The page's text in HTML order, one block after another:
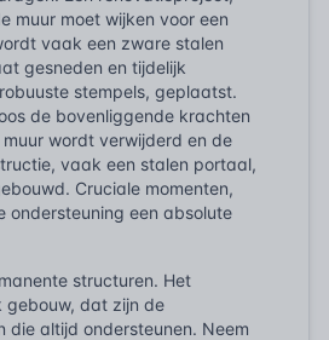
muur moet wijken voor een
vaak een zware stalen
gesneden en tijdelijk
stempels, geplaatst.
de bovenliggende krachten
wordt verwijderd en de
vaak een stalen portaal,
Cruciale momenten,
ondersteuning een absolute
structuren. Het
gebouw, dat zijn de
die altijd ondersteunen. Neem